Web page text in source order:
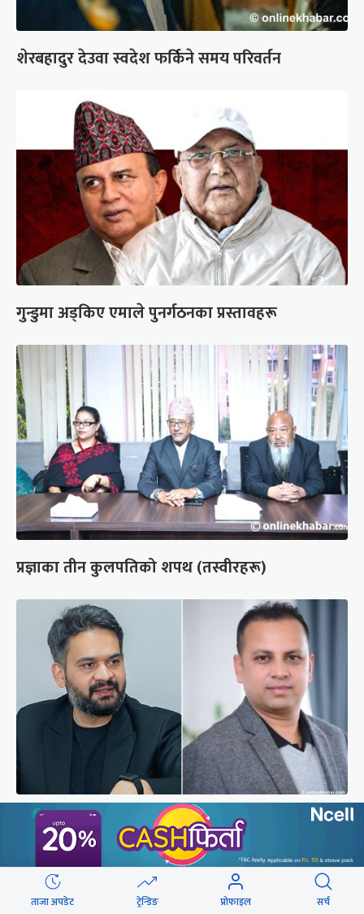
शेरबहादुर देउवा स्वदेश फर्किने समय परिवर्तन
गुन्डुमा अड्किए एमाले पुनर्गठनका प्रस्तावहरू
प्रज्ञाका तीन कुलपतिको शपथ (तस्वीरहरू)
बालेनलाई मनीष झाको जवाफ : महान जनादेश पाएको
सरकार एक्लो छैन
ताजा अपडेट ट्रेन्डिङ प्रोफाइल सर्च